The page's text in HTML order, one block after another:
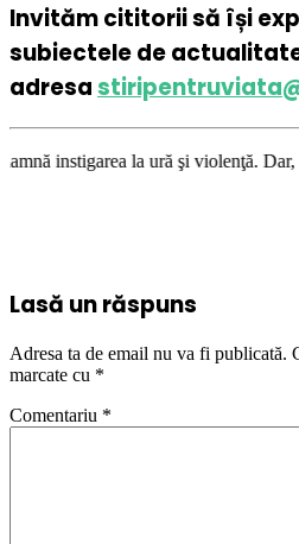
Invităm cititorii să își
subiectele de
adresa
la ură şi violenţă. Dar, după
Lasă un răspuns
Adresa ta de email nu va fi publicată.
marcate cu *
Comentariu *